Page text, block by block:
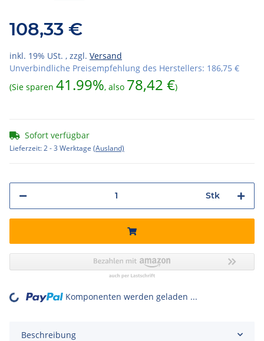
108,33 €
inkl. 19% USt. , zzgl. Versand
Unverbindliche Preisempfehlung des Herstellers: 186,75 €
(Sie sparen 41.99%, also 78,42 €)
Sofort verfügbar
Lieferzeit:2 - 3 Werktage (Ausland)
Stk
Loading... Komponenten werden geladen ...
Beschreibung